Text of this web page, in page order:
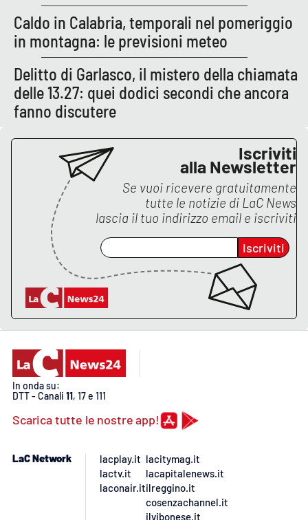
Crotone
Vibo Valentia
Reggio Calabria
Lamezia Terme
PROGETTI
SPECIALI
Buona Sanità Calabria
LA
CALABRIAVISIONE
Destinazioni
Eventi
Food
Caldo in Calabria, temporali nel pomeriggio
in montagna: le previsioni meteo
Delitto di Garlasco, il mistero della chiamata
delle 13.27: quei dodici secondi che ancora
fanno discutere
Iscriviti
alla Newsletter
Se vuoi ricevere gratuitamente
tutte le notizie di LaC News
lascia il tuo indirizzo email e iscriviti
Iscriviti
In onda su:
DTT - Canali 11, 17 e 111
Scarica tutte le nostre app!
LaC Network
lacplay.it
lactv.it
laconair.it
lacitymag.it
lacapitalenews.it
ilreggino.it
cosenzachannel.it
ilvibonese.it